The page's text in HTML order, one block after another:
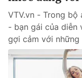
VTV.vn - Trong bộ
- bạn gái của diễn
gợi cảm với